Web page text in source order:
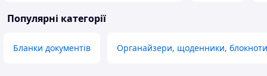
Популярні категорії
Бланки документів Органайзери, щоденники, блокноти